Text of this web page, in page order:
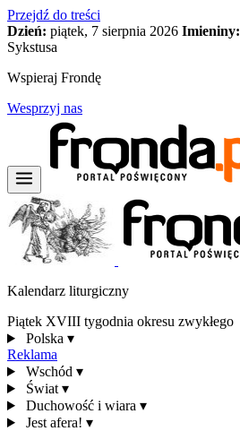
Przejdź do treści
Dzień: piątek, 7 sierpnia 2026 Imieniny:
Sykstusa
Wspieraj Frondę
Wesprzyj nas
Kalendarz liturgiczny
Piątek XVIII tygodnia okresu zwykłego
Polska ▾
Reklama
Wschód ▾
Świat ▾
Duchowość i wiara ▾
Jest afera! ▾